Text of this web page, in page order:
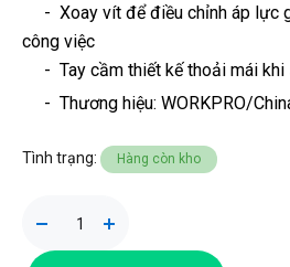
- Xoay vít để điều chỉnh áp lực
công việc
- Tay cầm thiết kế thoải mái khi
- Thương hiệu: WORKPRO/
Tình trạng: Hàng còn kho